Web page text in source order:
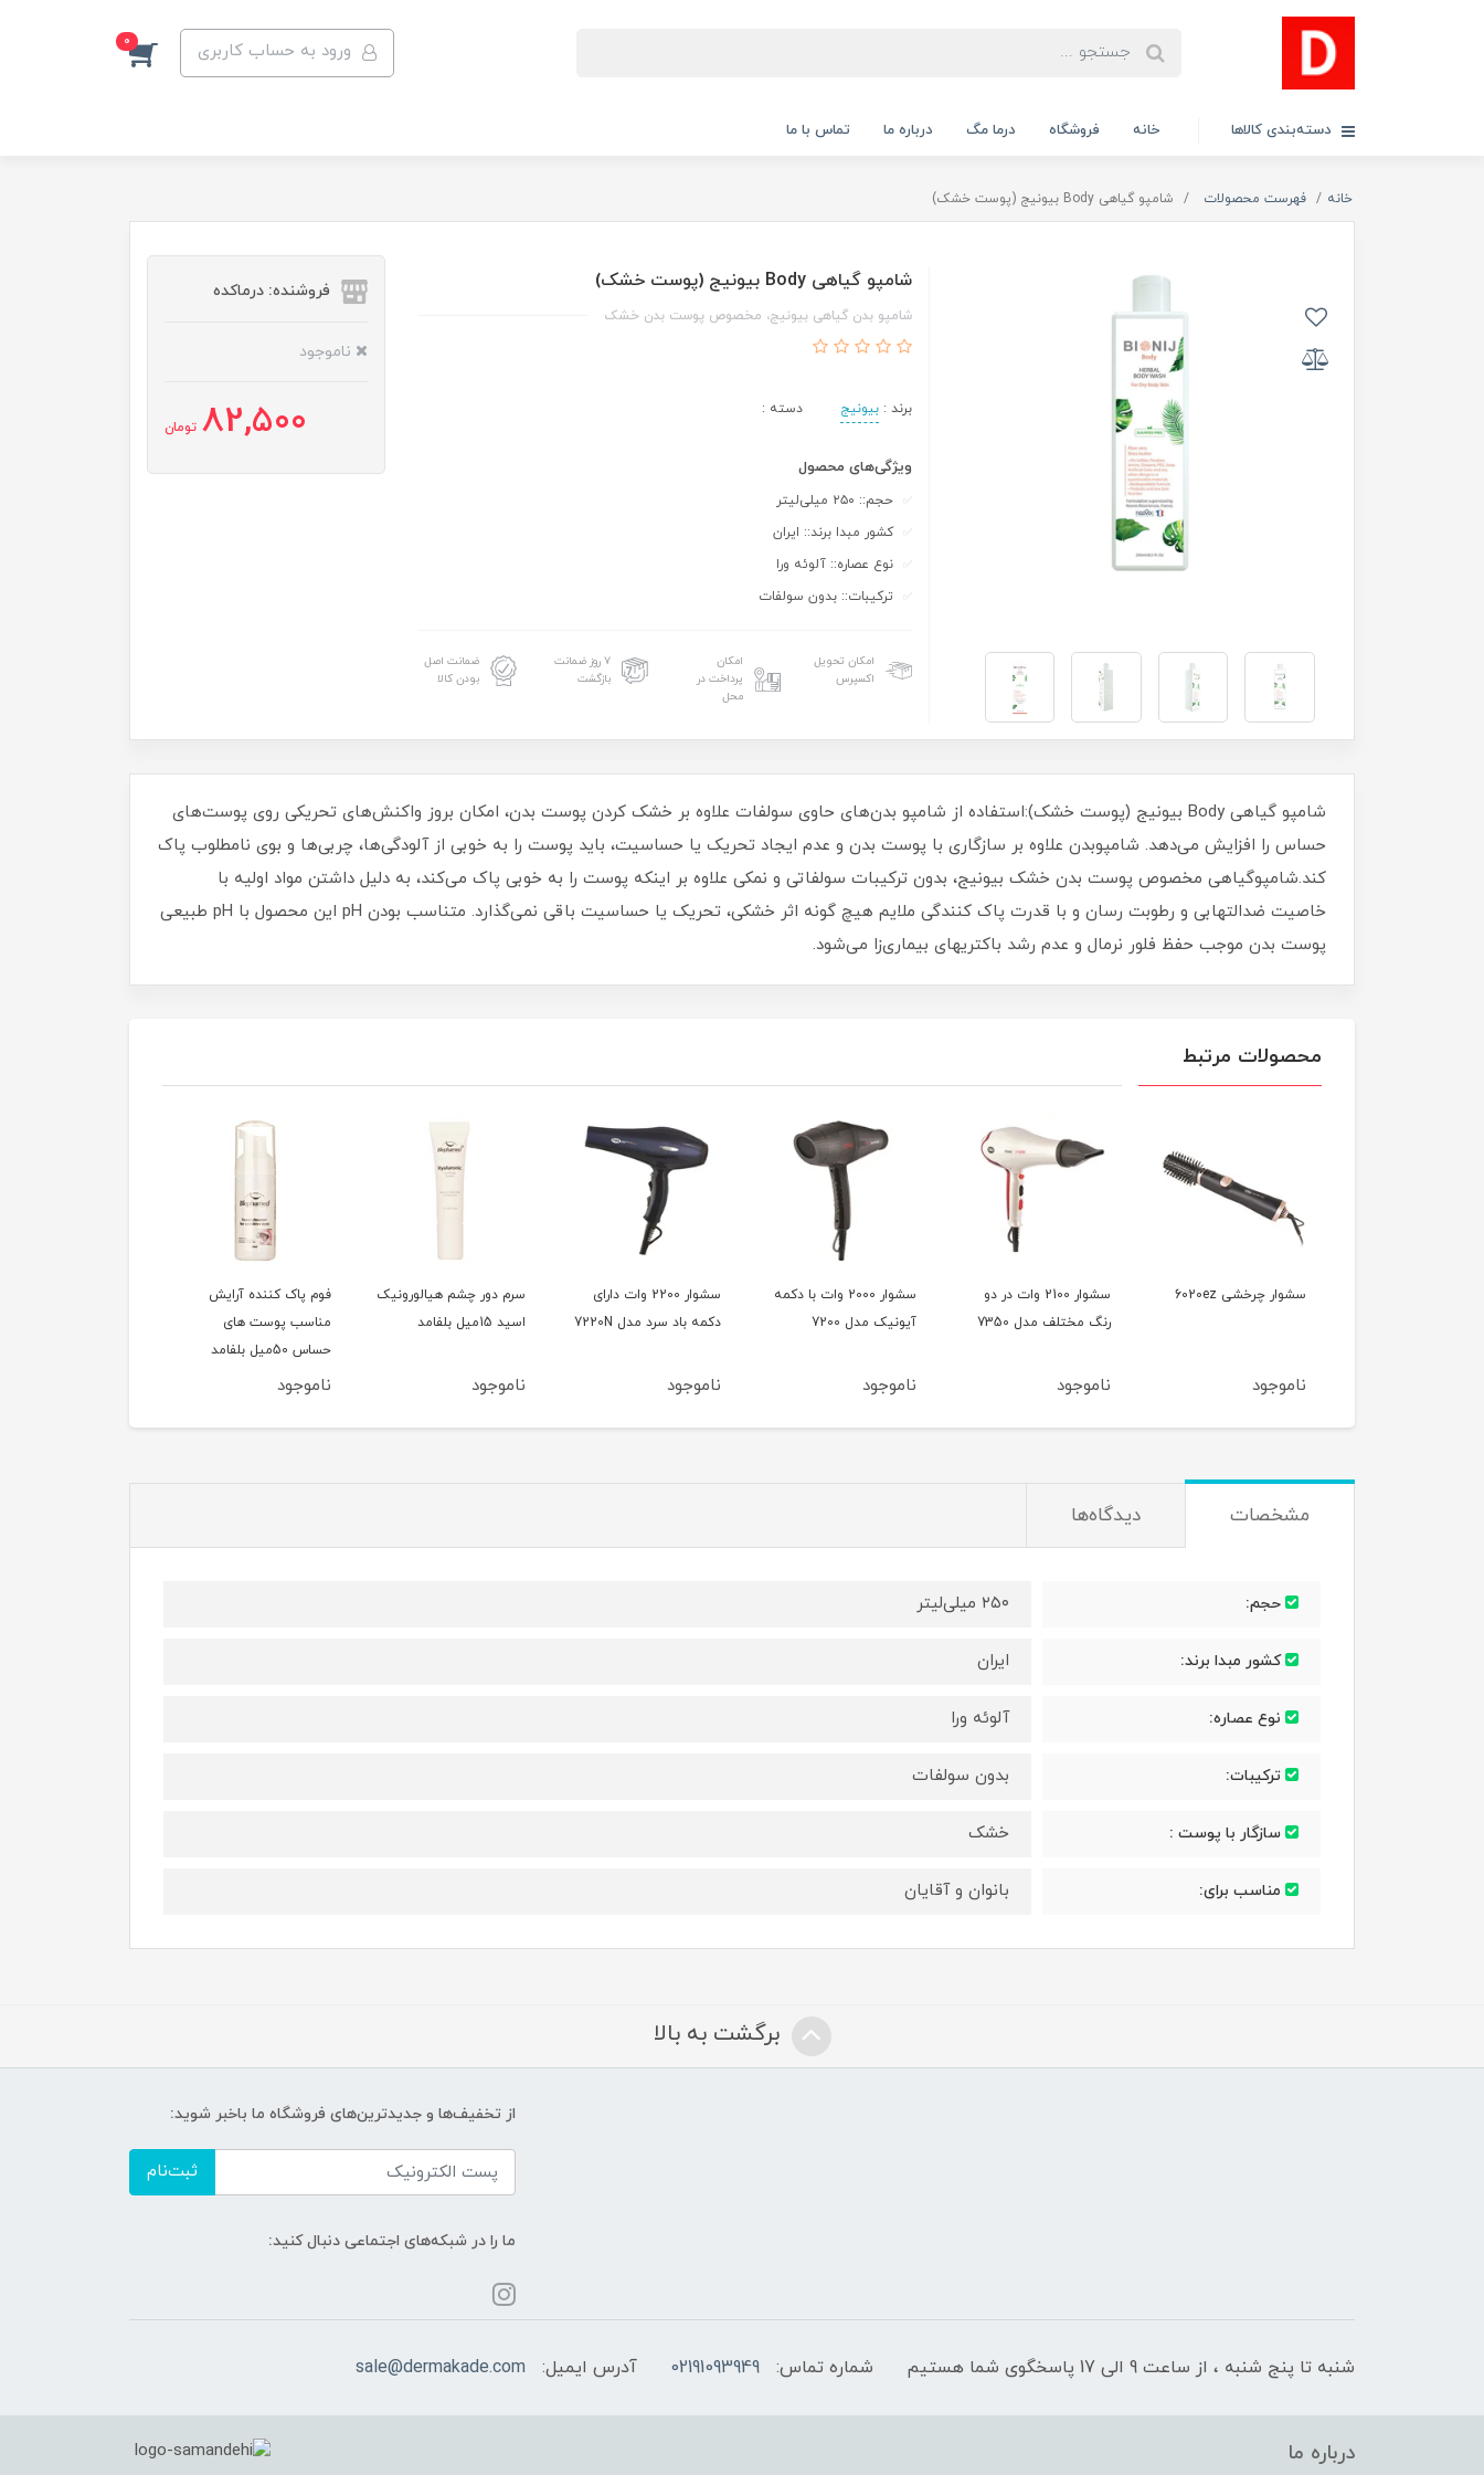
ورود به حساب کاربری 0
دسته‌بندی کالاها خانه فروشگاه درما مگ درباره ما تماس با ما
خانه فهرست محصولات شامپو گیاهی Body بیونیج (پوست خشک)
شامپو گیاهی Body بیونیج (پوست خشک)
شامپو بدن گیاهی بیونیج، مخصوص پوست بدن خشک
برند :بیونیج دسته :
ویژگی‌های محصول
حجم:: ۲۵۰ میلی‌لیتر
کشور مبدا برند:: ایران
نوع عصاره:: آلوئه ورا
ترکیبات:: بدون سولفات
امکان تحویل
اکسپرس
امکان
پرداخت در
محل
۷ روز ضمانت
بازگشت
ضمانت اصل
بودن کالا
فروشنده: درماکده
ناموجود
82,500 تومان
شامپو گیاهی Body بیونیج (پوست خشک):استفاده از شامپو بدن‌های حاوی سولفات علاوه بر خشک کردن پوست بدن، امکان بروز واکنش‌های تحریکی روی پوست‌های
حساس را افزایش می‌دهد. شامپوبدن علاوه بر سازگاری با پوست بدن و عدم ایجاد تحریک یا حساسیت، باید پوست را به خوبی از آلودگی‌ها، چربی‌ها و بوی نامطلوب پاک
کند.شامپوگیاهی مخصوص پوست بدن خشک بیونیج، بدون ترکیبات سولفاتی و نمکی علاوه بر اینکه پوست را به خوبی پاک می‌کند، به دلیل داشتن مواد اولیه با
خاصیت ضدالتهابی و رطوبت رسان و با قدرت پاک کنندگی ملایم هیچ گونه اثر خشکی، تحریک یا حساسیت باقی نمی‌گذارد. متناسب بودن pH این محصول با pH طبیعی
پوست بدن موجب حفظ فلور نرمال و عدم رشد باکتریهای بیماری‌زا می‌شود.
محصولات مرتبط
سشوار چرخشی 6020ez
ناموجود
سشوار 2100 وات در دو
رنگ مختلف مدل 7350
ناموجود
سشوار 2000 وات با دکمه
آیونیک مدل 7200
ناموجود
سشوار 2200 وات دارای
دکمه باد سرد مدل 7220N
ناموجود
سرم دور چشم هیالورونیک
اسید 15میل بلفامد
ناموجود
فوم پاک کننده آرایش
مناسب پوست های
حساس 50میل بلفامد
ناموجود
مشخصات دیدگاه‌ها
حجم: ۲۵۰ میلی‌لیتر
کشور مبدا برند: ایران
نوع عصاره: آلوئه ورا
ترکیبات: بدون سولفات
سازگار با پوست : خشک
مناسب برای: بانوان و آقایان
برگشت به بالا
از تخفیف‌ها و جدیدترین‌های فروشگاه ما باخبر شوید:
ثبت‌نام
ما را در شبکه‌های اجتماعی دنبال کنید:
شنبه تا پنج شنبه ، از ساعت 9 الی 17 پاسخگوی شما هستیم شماره تماس: 02191093949 آدرس ایمیل: sale@dermakade.com
درباره ما